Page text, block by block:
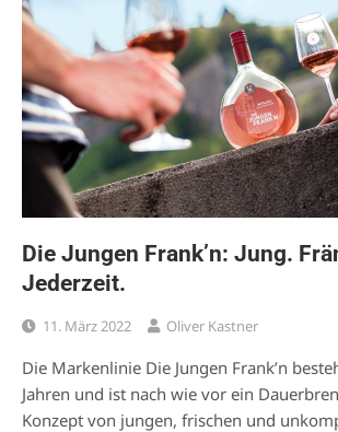
Die Jungen Frank’n: Jung.
Jederzeit.
11. März 2022 Oliver Kastner
Die Markenlinie Die Jungen Frank’n
Jahren und ist nach wie vor ein
Konzept von jungen, frischen und